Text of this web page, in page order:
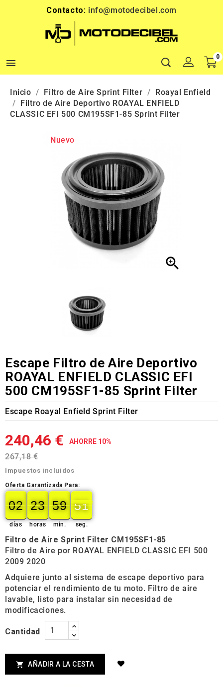
Contacto: info@motodecibel.com

0
Inicio Filtro de Aire Sprint Filter
Roayal Enfield
Filtro de Aire Deportivo ROAYAL ENFIELD
CLASSIC EFI 500 CM195SF1-85 Sprint Filter
Nuevo

Escape Filtro de Aire Deportivo
ROAYAL ENFIELD CLASSIC EFI
500 CM195SF1-85 Sprint Filter
Escape Roayal Enfield Sprint Filter
240,46 € AHORRE 10%
267,18 €
Impuestos incluidos
Oferta Garantizada Para:
02
02
00
días
23
23
00
horas
59
59
00
min.
50
49
50
seg.
Filtro de Aire Sprint Filter CM195SF1-85
Filtro de Aire por ROAYAL ENFIELD CLASSIC EFI 500
2009 2020
Adquiere junto al sistema de escape deportivo para
potenciar el rendimiento de tu moto. Filtro de aire
lavable, listo para instalar sin necesidad de
modificaciones.
Cantidad
 AÑADIR A LA CESTA